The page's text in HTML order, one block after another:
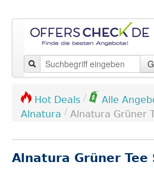
Hot Deals / Alle
Alnatura / Alnatura Grüner
Alnatura Grüner Tee